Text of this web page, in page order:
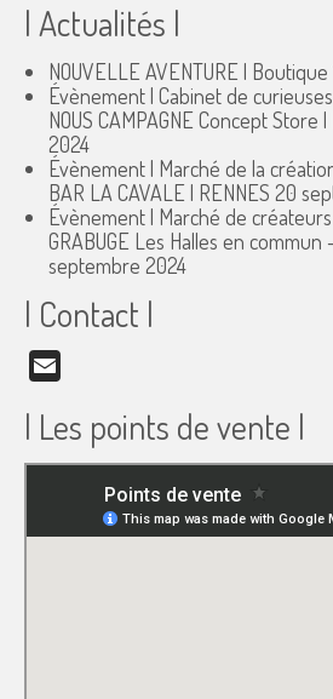
| Actualités |
NOUVELLE AVENTURE | Boutique
Évènement | Cabinet de
NOUS CAMPAGNE Concept Store
2024
Évènement | Marché de la
BAR LA CAVALE | RENNES 20
Évènement | Marché de
GRABUGE Les Halles en commun
septembre 2024
| Contact |
| Les points de vente |